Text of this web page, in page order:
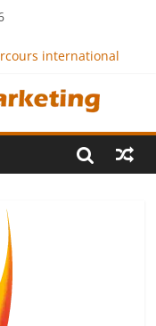
international
se
l’indépendance
comme moteur de
au service